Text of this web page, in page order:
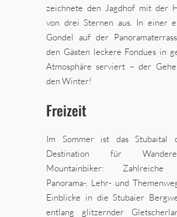
zeichnete den Jagdhof mit der
von drei Sternen aus. In einer
Gondel auf der
den Gästen leckere Fondues in
Atmosphäre serviert – der
den Winter!
Freizeit
Im Sommer ist das Stubaital
Destination für
Mountainbiker: Zahlreiche
Panorama-, Lehr- und
Einblicke in die Stubaier
entlang glitzernder